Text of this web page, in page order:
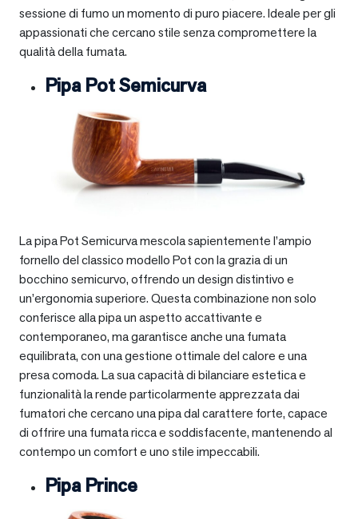
sessione di fumo un momento di puro piacere. Ideale per gli
appassionati che cercano stile senza compromettere la
qualità della fumata.
Pipa Pot Semicurva
La pipa Pot Semicurva mescola sapientemente l’ampio
fornello del classico modello Pot con la grazia di un
bocchino semicurvo, offrendo un design distintivo e
un’ergonomia superiore. Questa combinazione non solo
conferisce alla pipa un aspetto accattivante e
contemporaneo, ma garantisce anche una fumata
equilibrata, con una gestione ottimale del calore e una
presa comoda. La sua capacità di bilanciare estetica e
funzionalità la rende particolarmente apprezzata dai
fumatori che cercano una pipa dal carattere forte, capace
di offrire una fumata ricca e soddisfacente, mantenendo al
contempo un comfort e uno stile impeccabili.
Pipa Prince